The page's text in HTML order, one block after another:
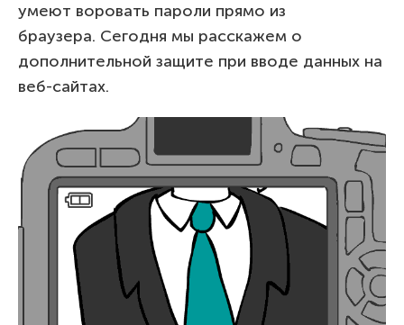
умеют воровать пароли прямо из
браузера. Сегодня мы расскажем о
дополнительной защите при вводе данных на
веб-сайтах.